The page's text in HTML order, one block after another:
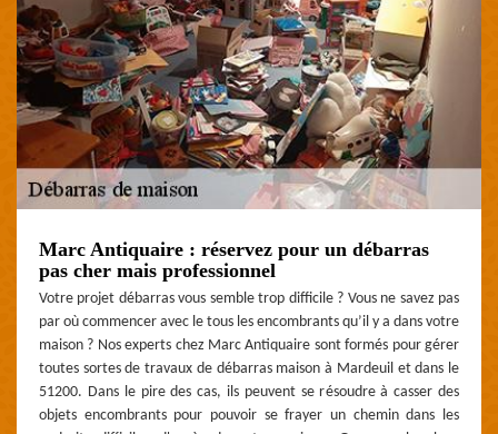
Marc Antiquaire : réservez pour un débarras
pas cher mais professionnel
Votre projet débarras vous semble trop difficile ? Vous ne savez pas
par où commencer avec le tous les encombrants qu’il y a dans votre
maison ? Nos experts chez Marc Antiquaire sont formés pour gérer
toutes sortes de travaux de débarras maison à Mardeuil et dans le
51200. Dans le pire des cas, ils peuvent se résoudre à casser des
objets encombrants pour pouvoir se frayer un chemin dans les